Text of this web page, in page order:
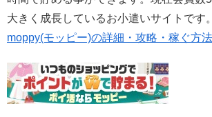
大きく成長しているお小遣いサイトです。
moppy(モッピー)の詳細・攻略・稼ぐ方